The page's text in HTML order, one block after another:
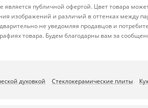
публичной офертой. Цвет товара
изображений и различий в оттенках между
не уведомляя продавцов и
товара. Будем благодарны вам за
духовкой Стеклокерамические плиты